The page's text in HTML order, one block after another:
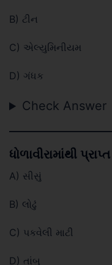
B) ટીન
C) એલ્યુમિનીયમ
D) ગંધક
Check Answer
ધોળાવીરામાંથી
A) સીસું
B) લોઢું
C) પકવેલી માટી
D) તાંબુ